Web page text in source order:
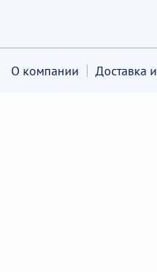
О компании Доставка